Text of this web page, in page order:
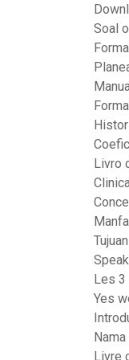
Soal
Livro
Les 3
Yes
Livre